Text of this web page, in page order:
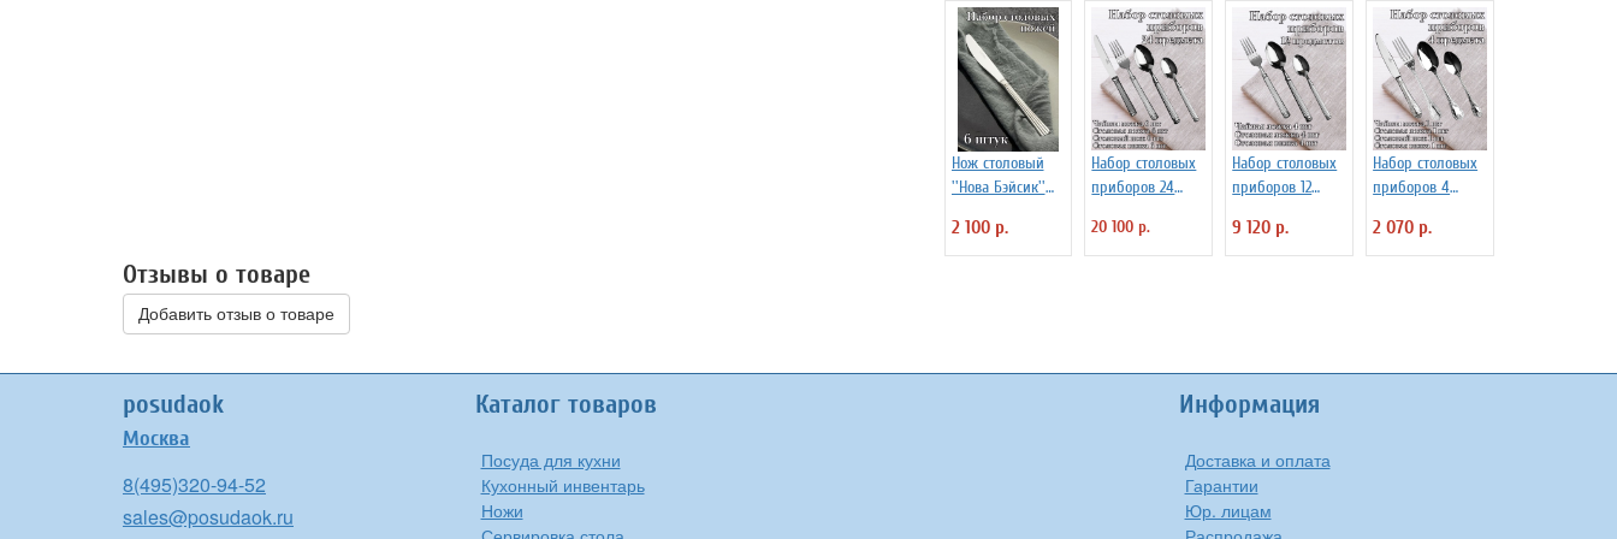
Нож столовый
''Нова Бэйсик''
2 100 р.
Набор столовых
приборов 24
"Verona" Luxstah
20 100 р.
Набор столовых
приборов 12
"Verona" Luxstah
9 120 р.
Набор столовых
приборов 4
"Rome" Luxstahl
2 070 р.
Отзывы о товаре
Добавить отзыв о товаре
posudaok
Москва
8(495)320-94-52
sales@posudaok.ru
Каталог товаров
Посуда для кухни
Кухонный инвентарь
Ножи
Информация
Доставка и оплата
Гарантии
Юр. лицам